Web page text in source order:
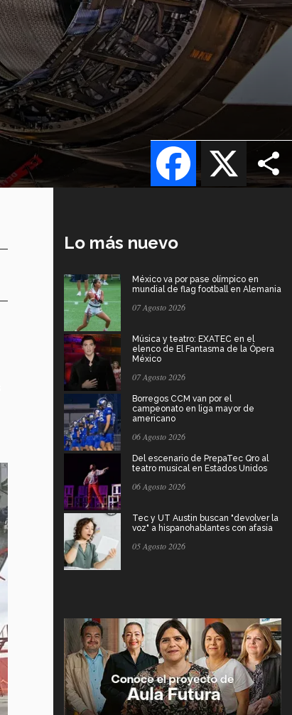
X
Facebook
Lo más nuevo
México va por pase olímpico en
mundial de flag football en Alemania
07 Agosto 2026
Música y teatro: EXATEC en el
elenco de El Fantasma de la Ópera
México
07 Agosto 2026
Borregos CCM van por el
campeonato en liga mayor de
americano
06 Agosto 2026
Del escenario de PrepaTec Qro al
teatro musical en Estados Unidos
06 Agosto 2026
Tec y UT Austin buscan "devolver la
voz" a hispanohablantes con afasia
05 Agosto 2026